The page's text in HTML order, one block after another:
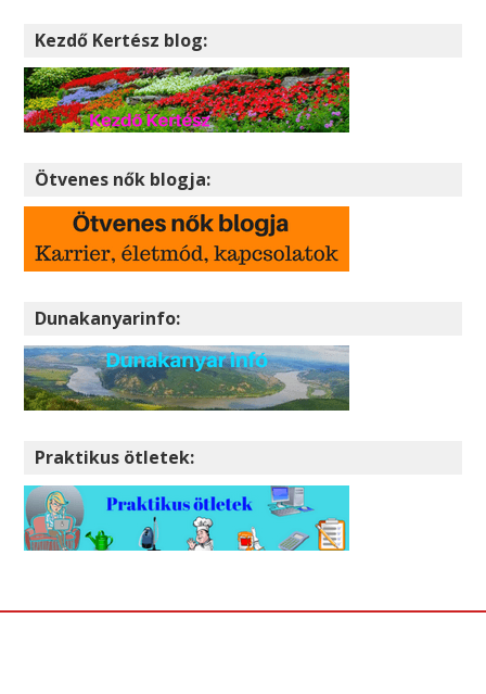
Kezdő Kertész blog:
Ötvenes nők blogja:
Dunakanyarinfo:
Praktikus ötletek: